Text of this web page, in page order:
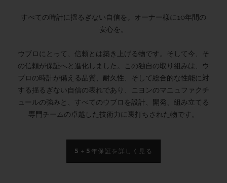
すべての時計に揺るぎない自信を。オーナー様に10年間の
安心を。
ウブロにとって、信頼とは築き上げる物です。そして今、そ
の信頼が保証へと進化しました。この独自の取り組みは、ウ
ブロの時計が備える品質、耐久性、そして総合的な性能に対
する揺るぎない自信の表れであり、ニヨンのマニュファクチ
ュールの強みと、すべてのウブロを設計、開発、組み立てる
専門チームの卓越した技術力に裏打ちされた物です。
5＋5年保証を詳しく見る